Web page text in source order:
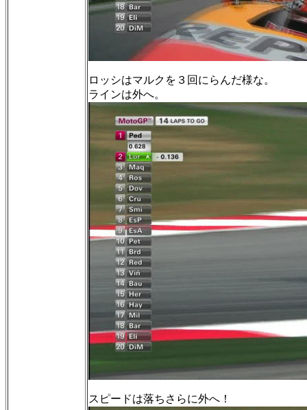
ロッシはマルクを３回にらんだ様な。
ラインは外へ。
スピードは落ちさらに外へ！